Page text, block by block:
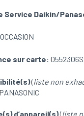
Service Daikin/
OCCASION
sur carte:
(liste non
d’appareil(s)(liste